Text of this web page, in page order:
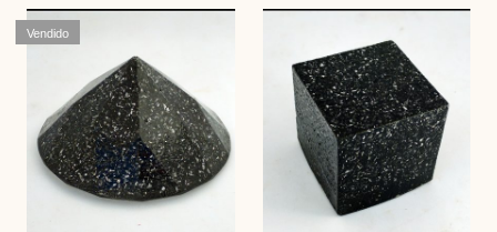
Vendido